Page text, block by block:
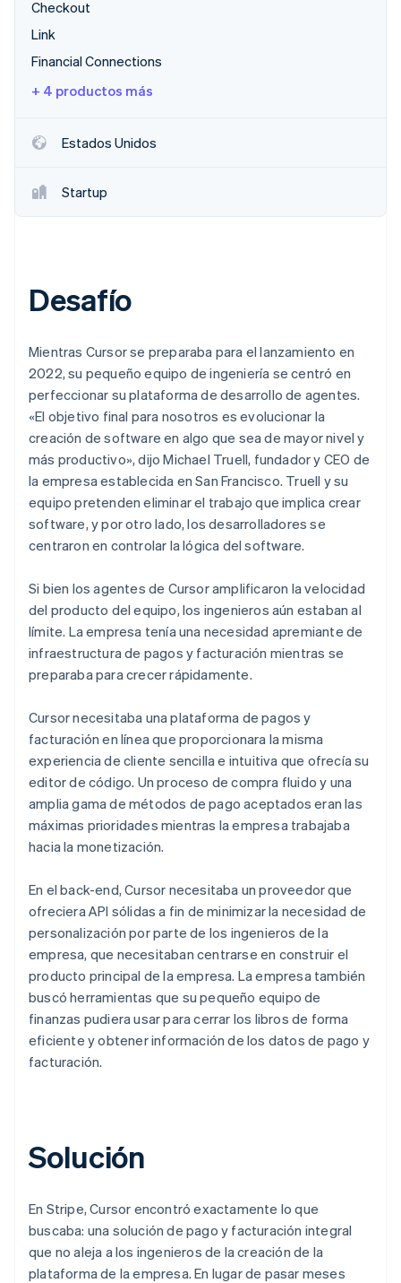
Descubre cómo Stripe construye la infraestructura
Ecosistema
Socios
Checkout
Link
Financial Connections
+ 4 productos más
Estados Unidos
Startup
Desafío
Mientras Cursor se preparaba para el lanzamiento en
2022, su pequeño equipo de ingeniería se centró en
perfeccionar su plataforma de desarrollo de agentes.
«El objetivo final para nosotros es evolucionar la
creación de software en algo que sea de mayor nivel y
más productivo», dijo Michael Truell, fundador y CEO de
la empresa establecida en San Francisco. Truell y su
equipo pretenden eliminar el trabajo que implica crear
software, y por otro lado, los desarrolladores se
centraron en controlar la lógica del software.
Si bien los agentes de Cursor amplificaron la velocidad
del producto del equipo, los ingenieros aún estaban al
límite. La empresa tenía una necesidad apremiante de
infraestructura de pagos y facturación mientras se
preparaba para crecer rápidamente.
Cursor necesitaba una plataforma de pagos y
facturación en línea que proporcionara la misma
experiencia de cliente sencilla e intuitiva que ofrecía su
editor de código. Un proceso de compra fluido y una
amplia gama de métodos de pago aceptados eran las
máximas prioridades mientras la empresa trabajaba
hacia la monetización.
En el back-end, Cursor necesitaba un proveedor que
ofreciera API sólidas a fin de minimizar la necesidad de
personalización por parte de los ingenieros de la
empresa, que necesitaban centrarse en construir el
producto principal de la empresa. La empresa también
buscó herramientas que su pequeño equipo de
finanzas pudiera usar para cerrar los libros de forma
eficiente y obtener información de los datos de pago y
facturación.
Solución
En Stripe, Cursor encontró exactamente lo que
buscaba: una solución de pago y facturación integral
que no aleja a los ingenieros de la creación de la
plataforma de la empresa. En lugar de pasar meses